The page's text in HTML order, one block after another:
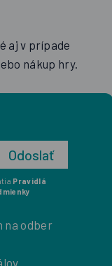
aj v prípade
nákup hry.
Pravidlá
na odber